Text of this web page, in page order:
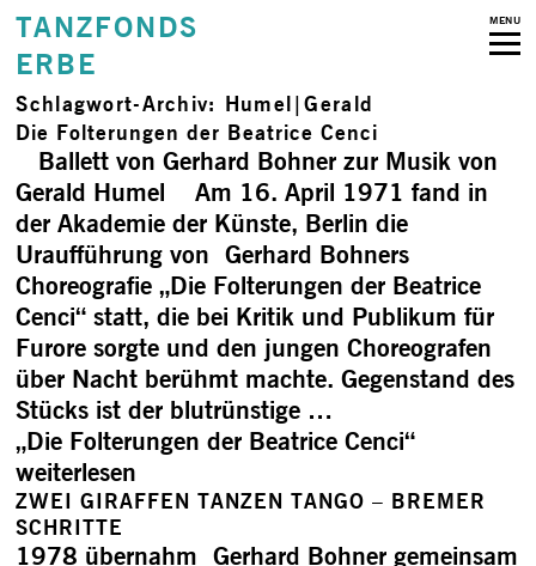
TANZFONDS
ERBE
MENU
Schlagwort-Archiv: Humel|Gerald
Die Folterungen der Beatrice Cenci
Ballett von Gerhard Bohner zur Musik von
Gerald Humel Am 16. April 1971 fand in
der Akademie der Künste, Berlin die
Uraufführung von Gerhard Bohners
Choreografie „Die Folterungen der Beatrice
Cenci“ statt, die bei Kritik und Publikum für
Furore sorgte und den jungen Choreografen
über Nacht berühmt machte. Gegenstand des
Stücks ist der blutrünstige …
„Die Folterungen der Beatrice Cenci“
weiterlesen
ZWEI GIRAFFEN TANZEN TANGO – BREMER
SCHRITTE
1978 übernahm Gerhard Bohner gemeinsam